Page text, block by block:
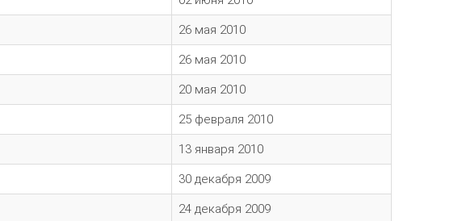
26 мая 2010
26 мая 2010
20 мая 2010
25 февраля 2010
13 января 2010
30 декабря 2009
24 декабря 2009